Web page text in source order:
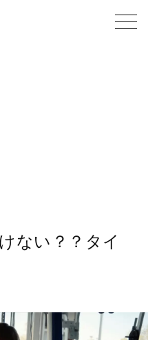
ない？？タイ